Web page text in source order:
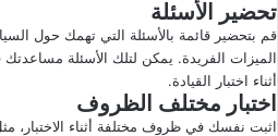
تحضير الأسئلة
قم بتحضير قائمة بالأسئلة التي تهمك حول
الميزات الفريدة. يمكن لتلك الأسئلة
أثناء اختبار القيادة.
اختبار مختلف الظروف
اثبت نفسك في ظروف مختلفة أثناء الاختبار،